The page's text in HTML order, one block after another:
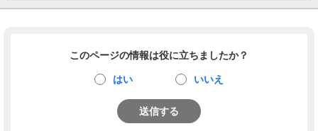
このページの情報は役に立ちましたか？
はい いいえ
送信する